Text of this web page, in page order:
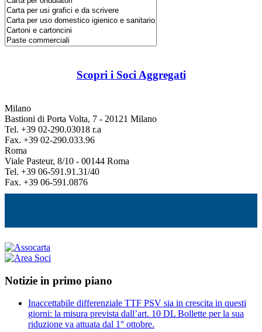
Scopri i Soci Aggregati
Milano
Bastioni di Porta Volta, 7 - 20121 Milano
Tel. +39 02-290.03018 r.a
Fax. +39 02-290.033.96
Roma
Viale Pasteur, 8/10 - 00144 Roma
Tel. +39 06-591.91.31/40
Fax. +39 06-591.0876
Notizie in primo piano
Inaccettabile differenziale TTF PSV sia in crescita in questi
giorni: la misura prevista dall’art. 10 DL Bollette per la sua
riduzione va attuata dal 1° ottobre.